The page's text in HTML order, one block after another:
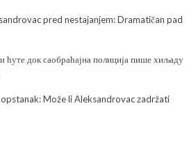
pred nestajanjem: Dramatičan pad
ћуте док саобраћајна полиција пише хиљаду
Može li Aleksandrovac zadržati